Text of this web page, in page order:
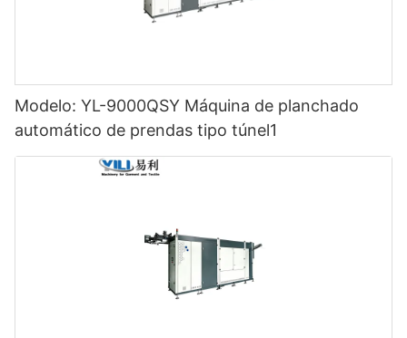
Modelo: YL-9000QSY Máquina de planchado
automático de prendas tipo túnel1